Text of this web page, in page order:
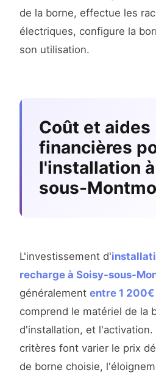
de la borne, effectue les
électriques, configure la
son utilisation.
Coût et aides
financières
l'installation
sous-
L'investissement d'
recharge à Soisy-sous-
généralement entre 1
comprend le matériel de la
d'installation, et l'activation.
critères font varier le prix
de borne choisie,